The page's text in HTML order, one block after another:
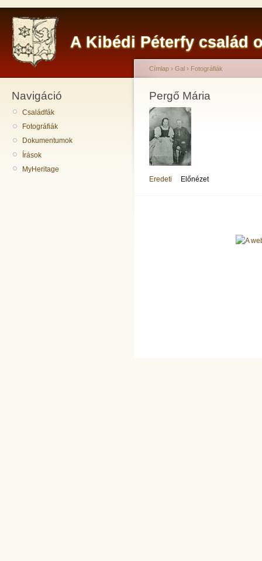
A Kibédi Péterfy család
Navigáció
Családfák
Fotográfiák
Dokumentumok
Írások
MyHeritage
Címlap › Gal › Fotográfiák
Pergő Mária
Eredeti Előnézet